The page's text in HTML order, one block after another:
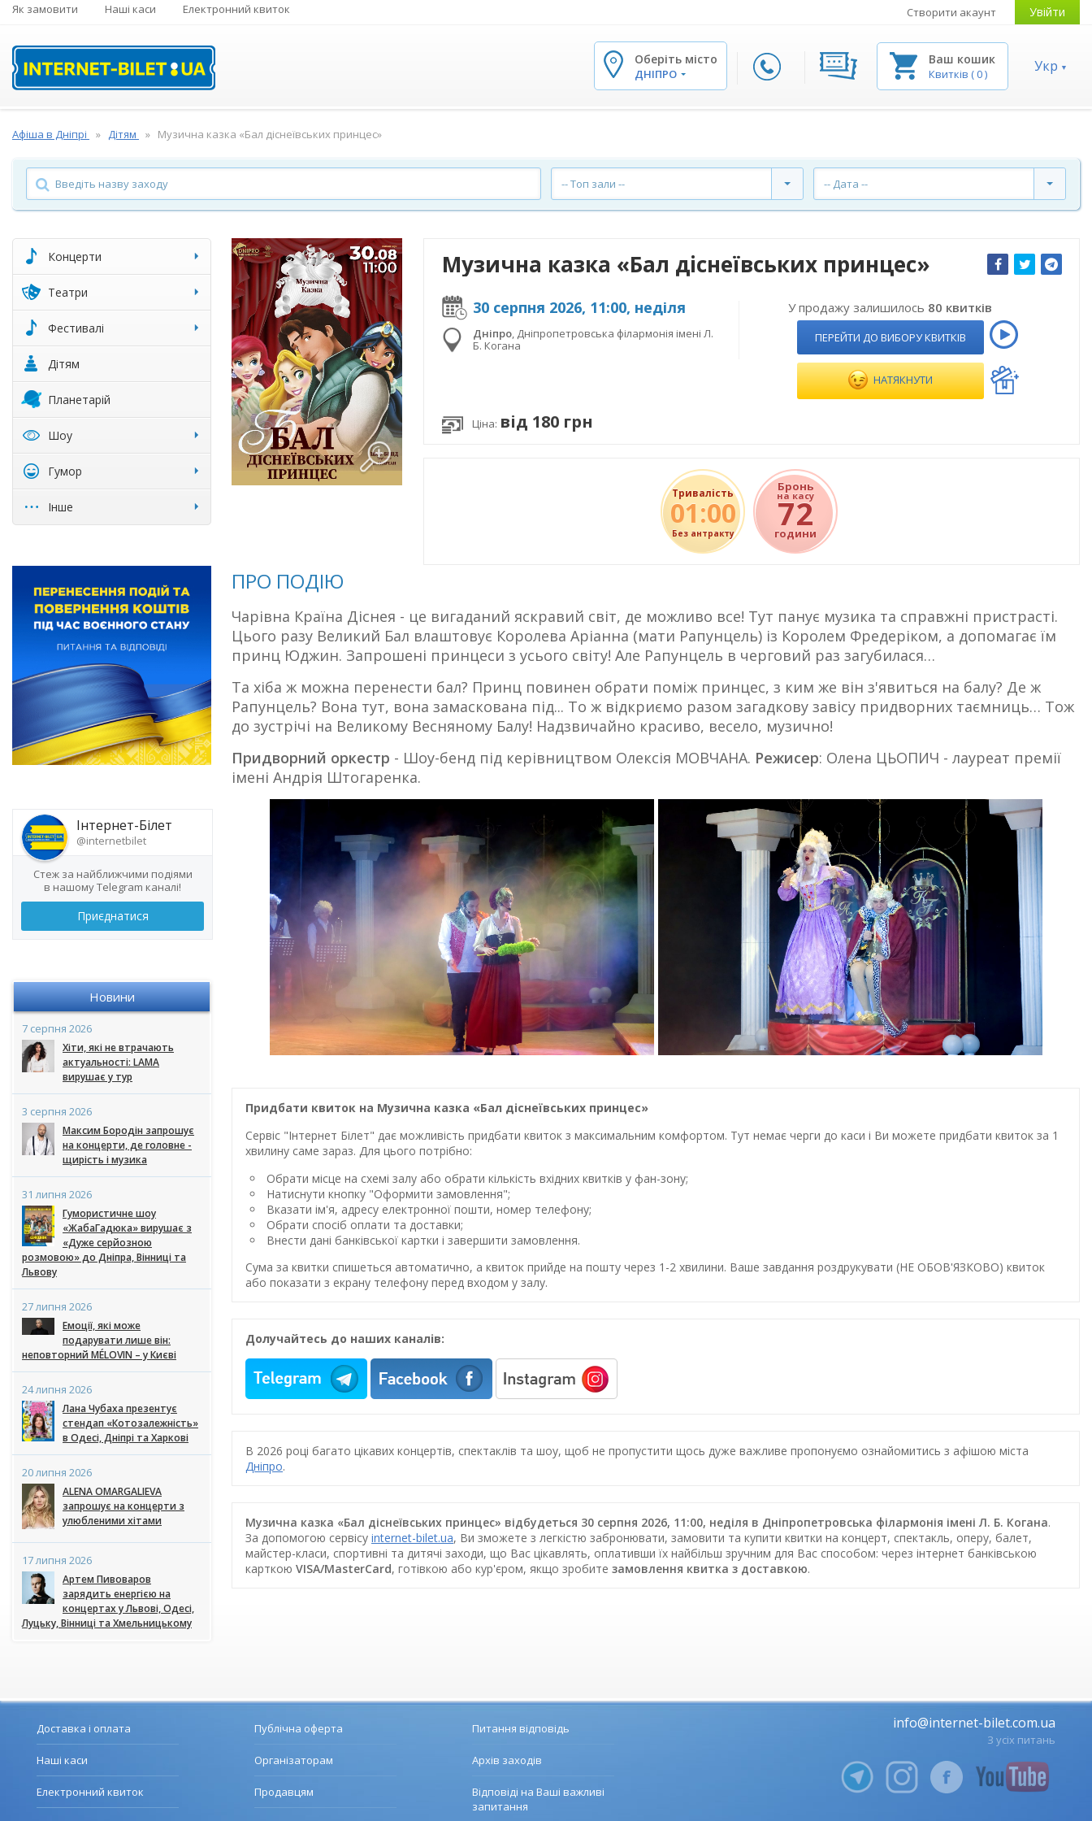
Як замовити Наші каси Електронний квиток Створити акаунт Увійти
Оберіть місто
ДНІПРО
Ваш кошик
Квитків (0) Укр
Афіша в Дніпрі Дітям Музична казка «Бал діснеївських принцес»
-- Топ зали -- -- Дата --
Концерти
Театри
Фестивалі
Дітям
Планетарій
Шоу
Гумор
Інше
Інтернет-Білет
@internetbilet
Стеж за найближчими подіями
в нашому Telegram каналі!
Приєднатися
Новини
7 серпня 2026
Хіти, які не втрачають
актуальності: LAMA
вирушає у тур
3 серпня 2026
Максим Бородін запрошує
на концерти, де головне -
щирість і музика
31 липня 2026
Гумористичне шоу
«ЖабаГадюка» вирушає з
«Дуже серйозною
розмовою» до Дніпра, Вінниці та
Львову
27 липня 2026
Емоції, які може
подарувати лише він:
неповторний MÉLOVIN – у Києві
24 липня 2026
Лана Чубаха презентує
стендап «Котозалежність»
в Одесі, Дніпрі та Харкові
20 липня 2026
ALENA OMARGALIEVA
запрошує на концерти з
улюбленими хітами
17 липня 2026
Артем Пивоваров
зарядить енергією на
концертах у Львові, Одесі,
Луцьку, Вінниці та Хмельницькому
Музична казка «Бал діснеївських принцес»
30 серпня 2026, 11:00, неділя
Дніпро Дніпропетровська філармонія імені Л.
Б. Когана
У продажу залишилось 80 квитків
ПЕРЕЙТИ ДО ВИБОРУ КВИТКІВ
НАТЯКНУТИ
Ціна: від 180 грн
Тривалість
01:00
Без антракту
Бронь
на касу
72
години
ПРО ПОДІЮ
Чарівна Країна Діснея - це вигаданий яскравий світ, де можливо все! Тут панує музика та справжні пристрасті.
Цього разу Великий Бал влаштовує Королева Аріанна (мати Рапунцель) із Королем Фредеріком, а допомагає їм
принц Юджин. Запрошені принцеси з усього світу! Але Рапунцель в черговий раз загубилася…
Та хіба ж можна перенести бал? Принц повинен обрати поміж принцес, з ким же він з'явиться на балу? Де ж
Рапунцель? Вона тут, вона замаскована під... То ж відкриємо разом загадкову завісу придворних таємниць… Тож
до зустрічі на Великому Весняному Балу! Надзвичайно красиво, весело, музично!
Придворний оркестр - Шоу-бенд під керівництвом Олексія МОВЧАНА. Режисер: Олена ЦЬОПИЧ - лауреат премії
імені Андрія Штогаренка.
Придбати квиток на Музична казка «Бал діснеївських принцес»
Сервіс "Інтернет Білет" дає можливість придбати квиток з максимальним комфортом. Тут немає черги до каси і Ви можете придбати квиток за 1
хвилину саме зараз. Для цього потрібно:
Обрати місце на схемі залу або обрати кількість вхідних квитків у фан-зону;
Натиснути кнопку "Оформити замовлення";
Вказати ім'я, адресу електронної пошти, номер телефону;
Обрати спосіб оплати та доставки;
Внести дані банківської картки і завершити замовлення.
Сума за квитки спишеться автоматично, а квиток прийде на пошту через 1-2 хвилини. Ваше завдання роздрукувати (НЕ ОБОВ'ЯЗКОВО) квиток
або показати з екрану телефону перед входом у залу.
Долучайтесь до наших каналів:
В 2026 році багато цікавих концертів, спектаклів та шоу, щоб не пропустити щось дуже важливе пропонуємо ознайомитись з афішою міста
Дніпро.
Музична казка «Бал діснеївських принцес» відбудеться 30 серпня 2026, 11:00, неділя в Дніпропетровська філармонія імені Л. Б. Когана.
За допомогою сервісу internet-bilet.ua, Ви зможете з легкістю забронювати, замовити та купити квитки на концерт, спектакль, оперу, балет,
майстер-класи, спортивні та дитячі заходи, що Вас цікавлять, оплативши їх найбільш зручним для Вас способом: через інтернет банківською
карткою VISA/MasterCard, готівкою або кур'єром, якщо зробите замовлення квитка з доставкою.
Доставка і оплата
Наші каси
Електронний квиток
Публічна оферта
Організаторам
Продавцям
Питання відповідь
Архів заходів
Відповіді на Ваші важливі
запитання
info@internet-bilet.com.ua
З усіх питань